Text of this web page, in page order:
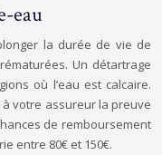
eau
la durée de vie de
Un détartrage
où l’eau est calcaire.
votre assureur la preuve
de remboursement
entre 80€ et 150€.